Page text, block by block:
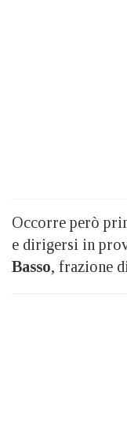
Occorre però
e dirigersi in
Basso, frazione di